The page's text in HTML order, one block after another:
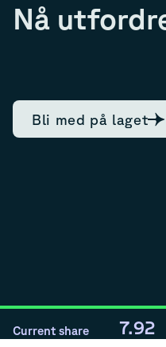
Nå
Bli med på laget
Current share 7.92